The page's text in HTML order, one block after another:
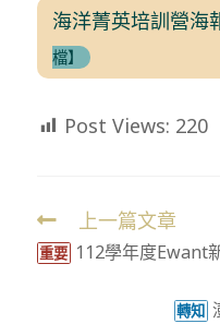
海洋菁英培訓營海
檔】
Post Views: 220
Read
more
上一篇文章
重要 112學年度Ewant
轉知